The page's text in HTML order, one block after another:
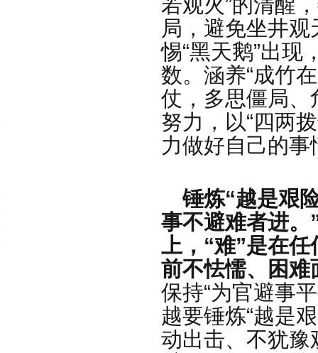
局，避免坐井观
惕“黑天鹅”出现
数。涵养“成竹
仗，多思僵局、
努力，以“四两
力做好自己的事
锤炼“越是艰
事不避难者进。
上，“难”是在
前不怯懦、困难
保持“为官避事
越要锤炼“越是
动出击、不犹豫